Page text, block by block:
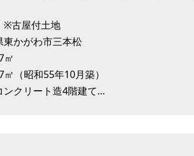
※古屋付土地
東かがわ市三本松
㎡
（昭和55年10月築）
クリート造4階建て